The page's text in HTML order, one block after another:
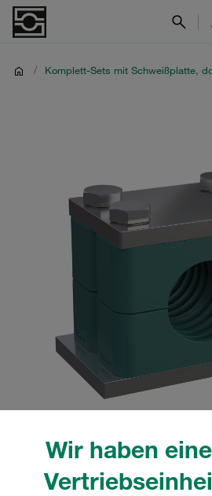
Wir haben
/ Komplett-Sets mit Schweißplatte,
Bitte beachten Sie: Das Bild dient nur zur
Mehr anzeigen